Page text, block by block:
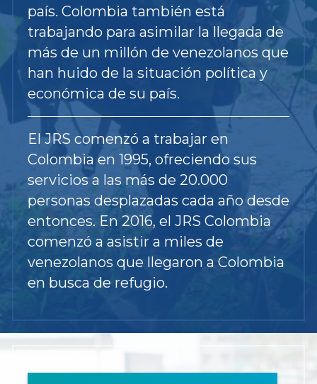
país. Colombia también está
trabajando para asimilar la llegada de
más de un millón de venezolanos que
han huido de la situación política y
económica de su país.
El JRS comenzó a trabajar en
Colombia en 1995, ofreciendo sus
servicios a las más de 20.000
personas desplazadas cada año desde
entonces. En 2016, el JRS Colombia
comenzó a asistir a miles de
venezolanos que llegaron a Colombia
en busca de refugio.